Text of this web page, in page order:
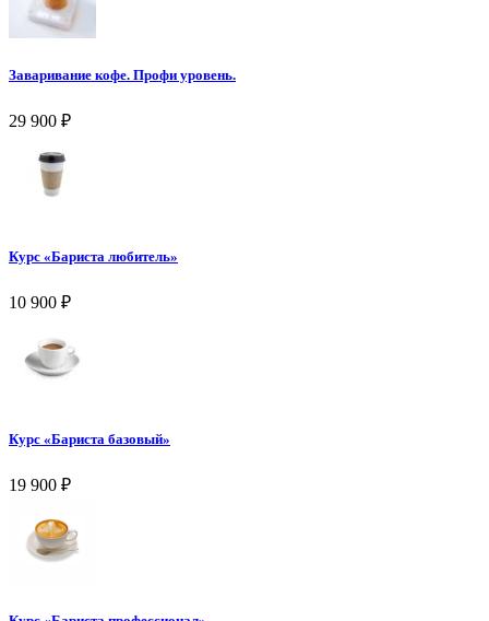
Заваривание кофе. Профи уровень.
29 900 ₽
Курс «Бариста любитель»
10 900 ₽
Курс «Бариста базовый»
19 900 ₽